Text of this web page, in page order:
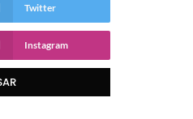
Twitter
Instagram